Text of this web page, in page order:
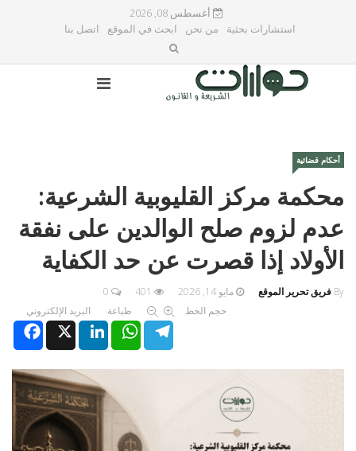
أغسطس 08, 2026
استشارات بحثية
من نحن ابحث في الموقع اتصل بنا
أحكام قضائية
محكمة مركز القليوبية الشرعية:
عدم لزوم صلح الوالدين على نفقة
الأولاد إذا قصرت عن حد الكفاية
By فريق تحرير الموقع مايو 14, 2026
0
حجم الخط
طباعة
البريد الإلكتروني
XLinkedInWhatsAppTelegram